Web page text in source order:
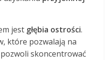
jest głębia ostrości.
które pozwalają na
skoncentrować